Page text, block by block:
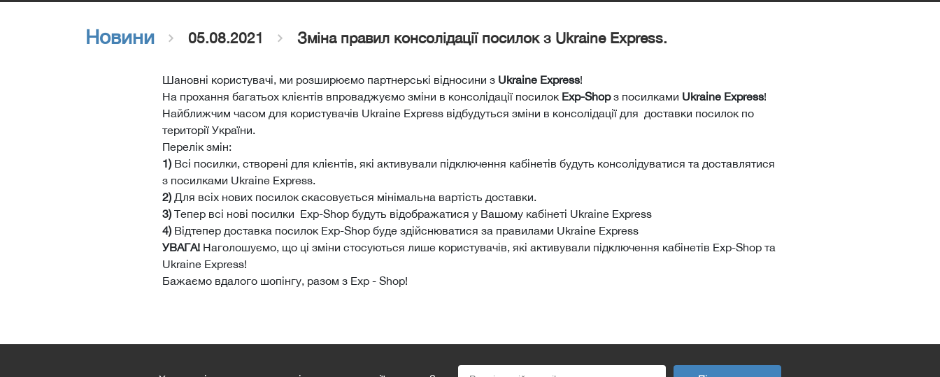
Новини 05.08.2021 Зміна правил консолідації посилок з Ukraine Express.
Шановні користувачі, ми розширюємо партнерські відносини з Ukraine Express!
На прохання багатьох клієнтів впроваджуємо зміни в консолідації посилок Exp-Shopз посилками Ukraine Express!
Найближчим часом для користувачів Ukraine Express відбудуться зміни в консолідації для доставки посилок по
території України.
Перелік змін:
1)Всі посилки, створені для клієнтів, які активували підключення кабінетів будуть консолідуватися та доставлятися
з посилками Ukraine Express.
2)Для всіх нових посилок скасовується мінімальна вартість доставки.
3)Тепер всі нові посилки Exp-Shop будуть відображатися у Вашому кабінеті Ukraine Express
4)Відтепер доставка посилок Exp-Shop буде здійснюватися за правилами Ukraine Express
УВАГА!Наголошуємо, що ці зміни стосуються лише користувачів, які активували підключення кабінетів Exp-Shop та
Ukraine Express!
Бажаємо вдалого шопінгу, разом з Exp - Shop!